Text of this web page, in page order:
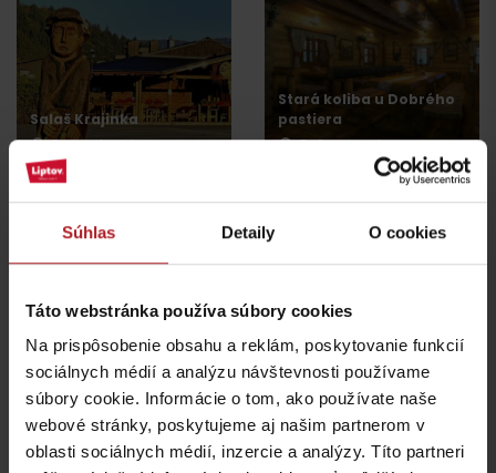
Súhlas Detaily O cookies
Táto webstránka používa súbory cookies
Na prispôsobenie obsahu a reklám, poskytovanie funkcií
sociálnych médií a analýzu návštevnosti používame
súbory cookie. Informácie o tom, ako používate naše
webové stránky, poskytujeme aj našim partnerom v
oblasti sociálnych médií, inzercie a analýzy. Títo partneri
Salaš Krajinka
Ruzomberok
Stará koliba u Dobrého
pastiera
Ružomberok
Koliba Richtárka
Ružomberok -
Čutkovská dolina
Reštaurácia Hotel
Malina
Ružomberok
všetky miesta kde jesť a piť